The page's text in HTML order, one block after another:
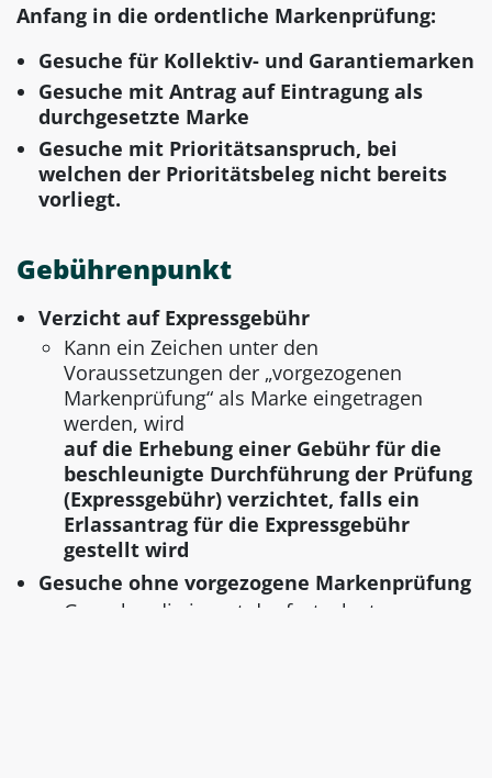
Anfang in die ordentliche Markenprüfung:
Gesuche für Kollektiv- und Garantiemarken
Gesuche mit Antrag auf Eintragung als
durchgesetzte Marke
Gesuche mit Prioritätsanspruch, bei
welchen der Prioritätsbeleg nicht bereits
vorliegt.
Gebührenpunkt
Verzicht auf Expressgebühr
Kann ein Zeichen unter den
Voraussetzungen der „vorgezogenen
Markenprüfung“ als Marke eingetragen
werden, wird
auf die Erhebung einer Gebühr für die
beschleunigte Durchführung der Prüfung
(Expressgebühr) verzichtet, falls ein
Erlassantrag für die Expressgebühr
gestellt wird
Gesuche ohne vorgezogene Markenprüfung
Gesuche, die innert der festgelegten